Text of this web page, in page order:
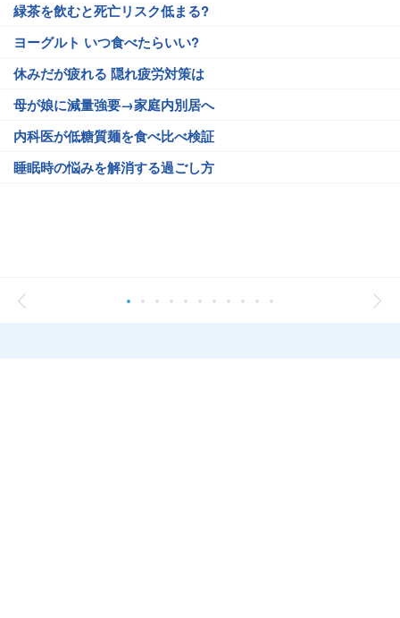
緑茶を飲むと死亡リスク低まる?
ヨーグルト いつ食べたらいい?
休みだが疲れる 隠れ疲労対策は
母が娘に減量強要→家庭内別居へ
内科医が低糖質麺を食べ比べ検証
睡眠時の悩みを解消する過ごし方